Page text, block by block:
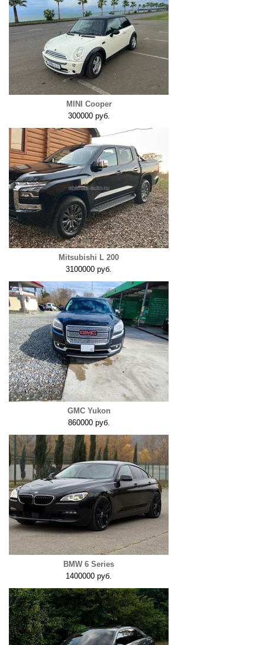
MINI Cooper
300000 руб.
Mitsubishi L 200
3100000 руб.
GMC Yukon
860000 руб.
BMW 6 Series
1400000 руб.